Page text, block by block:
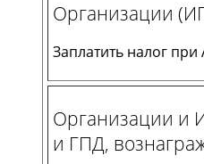
Организации
Заплатить налог
Организации и
и ГПД,